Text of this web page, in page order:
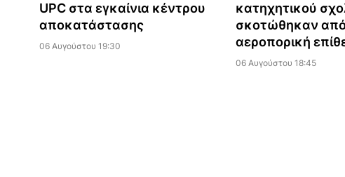
UPC στα εγκαίνια κέντρου
αποκατάστασης
06 Αυγούστου 19:30
κατηχητικού
σκοτώθηκαν
αεροπορική
06 Αυγούστου 18:45